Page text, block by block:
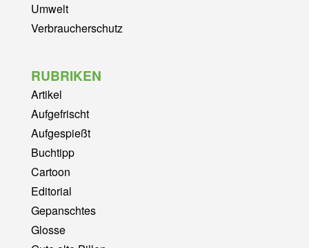
Umwelt
Verbraucherschutz
RUBRIKEN
Artikel
Aufgefrischt
Aufgespießt
Buchtipp
Cartoon
Editorial
Gepanschtes
Glosse